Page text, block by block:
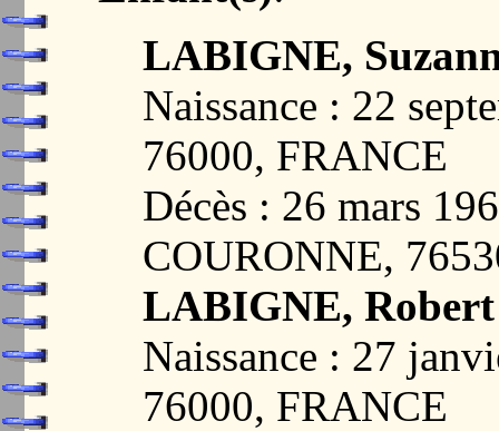
LABIGNE,
Naissance : 22
76000, FRANCE
Décès : 26 mars
COURONNE,
LABIGNE, Robert
Naissance : 27
76000, FRANCE